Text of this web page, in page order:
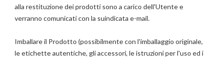
alla restituzione dei prodotti sono a carico dell'Utente e
verranno comunicati con la suindicata e-mail.
Imballare il Prodotto (possibilmente con l'imballaggio originale,
le etichette autentiche, gli accessori, le istruzioni per l'uso ed i